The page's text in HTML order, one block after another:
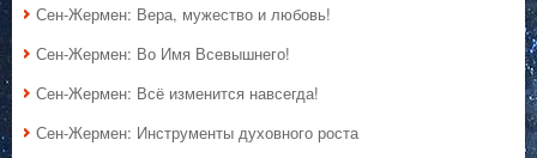
Сен-Жермен: Вера, мужество и любовь!
Сен-Жермен: Во Имя Всевышнего!
Сен-Жермен: Всё изменится навсегда!
Сен-Жермен: Инструменты духовного роста